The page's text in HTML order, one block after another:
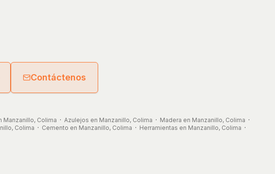
Contáctenos
Manzanillo, Colima · Azulejos en Manzanillo, Colima · Madera en Manzanillo, Colima ·
Colima · Cemento en Manzanillo, Colima · Herramientas en Manzanillo, Colima ·